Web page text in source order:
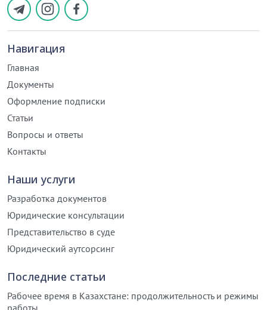
Навигация
Главная
Документы
Оформление подписки
Статьи
Вопросы и ответы
Контакты
Наши услуги
Разработка документов
Юридические консультации
Представительство в суде
Юридический аутсорсинг
Последние статьи
Рабочее время в Казахстане: продолжительность и режимы
работы